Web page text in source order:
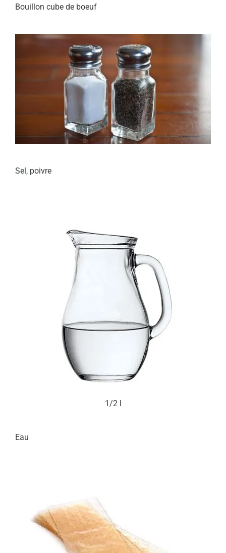
Bouillon cube de boeuf
Sel, poivre
1/2 l
Eau